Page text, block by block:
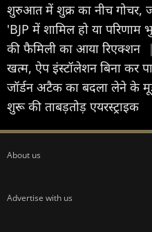
शुरुआत में शुक्र का नीच गोचर,
'BJP में शामिल हो या
की फैमिली का आया रिएक्शन |
खत्म, ऐप इंस्टॉलेशन बिना कर
जॉर्डन अटैक का बदला लेने के
शुरू की ताबड़तोड़ एयरस्ट्राइक
About us
Advertise with us